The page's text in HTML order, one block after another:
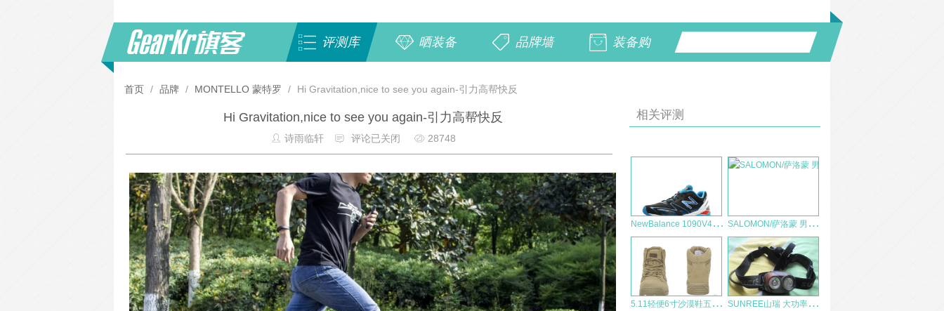
评测库 晒装备 品牌墙 装备购
首页 / 品牌 / MONTELLO 蒙特罗 / Hi Gravitation,nice to see you again-引力高帮快反
Hi Gravitation,nice to see you again-引力高帮快反
诗雨临轩 评论已关闭 28748
相关评测
N
ewBalance 1090V4测评 S
ALOMON/萨洛蒙 男款全能型超轻透气越野跑鞋 测评报告
5
.11轻便6寸沙漠鞋五年使用回顾 S
UNREE山瑞 大功率轻量化三防头灯M60户外测评报告